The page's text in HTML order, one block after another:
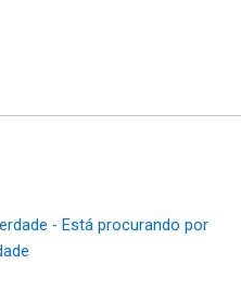
- Está procurando por